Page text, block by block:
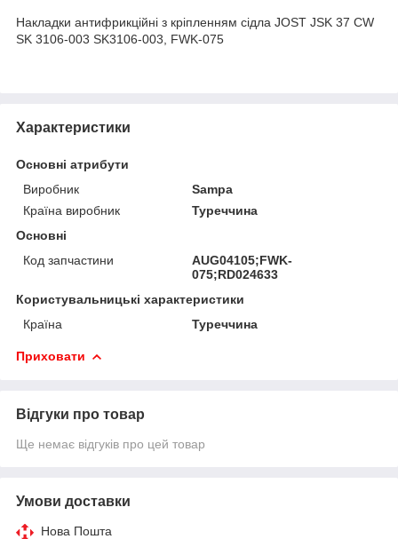
Накладки антифрикційні з кріпленням сідла JOST JSK 37 CW
SK 3106-003 SK3106-003, FWK-075
Характеристики
Основні атрибути
Виробник
Sampa
Країна виробник
Туреччина
Основні
Код запчастини
AUG04105;FWK-
075;RD024633
Користувальницькі характеристики
Країна
Туреччина
Приховати
Відгуки про товар
Ще немає відгуків про цей товар
Умови доставки
Нова Пошта